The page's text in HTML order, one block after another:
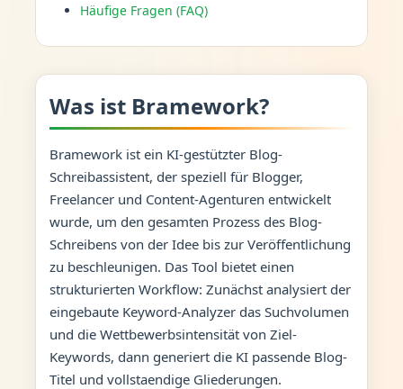
Häufige Fragen (FAQ)
Was ist Bramework?
Bramework ist ein KI-gestützter Blog-
Schreibassistent, der speziell für Blogger,
Freelancer und Content-Agenturen entwickelt
wurde, um den gesamten Prozess des Blog-
Schreibens von der Idee bis zur Veröffentlichung
zu beschleunigen. Das Tool bietet einen
strukturierten Workflow: Zunächst analysiert der
eingebaute Keyword-Analyzer das Suchvolumen
und die Wettbewerbsintensität von Ziel-
Keywords, dann generiert die KI passende Blog-
Titel und vollstaendige Gliederungen.